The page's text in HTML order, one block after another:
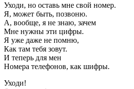
Уходи, но оставь мне свой номер.
Я, может быть, позвоню.
А, вообще, я не знаю, зачем
Мне нужны эти цифры.
Я уже даже не помню,
Как там тебя зовут.
И теперь для мен
Номера телефонов, как шифры.
Уходи!